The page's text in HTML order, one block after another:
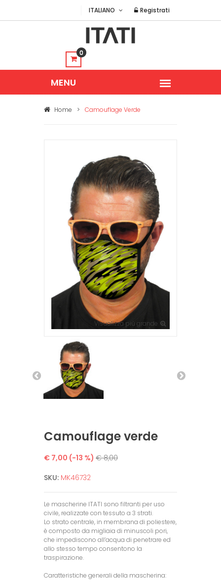
ITALIANO Registrati
0
Home > Camouflage Verde
Visualizza più grande
Camouflage verde
€ 7,00 (-13 %) € 8,00
SKU: MK46732
Le mascherine ITATI sono filtranti per uso
civile, realizzate con tessuto a 3 strati.
Lo strato centrale, in membrana di poliestere,
è composto da migliaia di minuscoli pori,
che impediscono all’acqua di penetrare ed
allo stesso tempo consentono la
traspirazione.
Caratteristiche generali della mascherina: